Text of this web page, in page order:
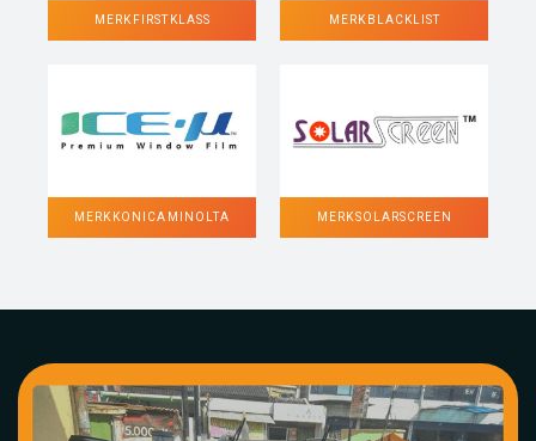
MERK FIRST KLASS MERK BLACKLIST
MERK KONICA MINOLTA MERK SOLARSCREEN